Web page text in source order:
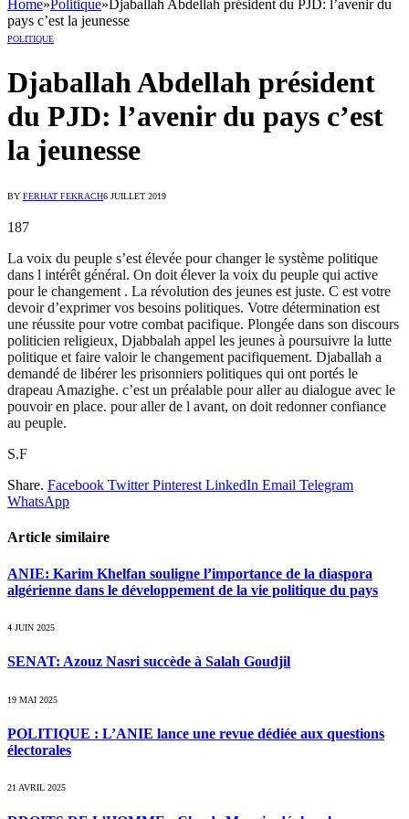
Home»Politique»Djaballah Abdellah président du PJD: l’avenir du
pays c’est la jeunesse
POLITIQUE
Djaballah Abdellah président
du PJD: l’avenir du pays c’est
la jeunesse
BY FERHAT FEKRACH6 JUILLET 2019
187
La voix du peuple s’est élevée pour changer le système politique
dans l intérêt général. On doit élever la voix du peuple qui active
pour le changement . La révolution des jeunes est juste. C est votre
devoir d’exprimer vos besoins politiques. Votre détermination est
une réussite pour votre combat pacifique. Plongée dans son discours
politicien religieux, Djabbalah appel les jeunes à poursuivre la lutte
politique et faire valoir le changement pacifiquement. Djaballah a
demandé de libérer les prisonniers politiques qui ont portés le
drapeau Amazighe. c’est un préalable pour aller au dialogue avec le
pouvoir en place. pour aller de l avant, on doit redonner confiance
au peuple.
S.F
Share. Facebook Twitter Pinterest LinkedIn Email Telegram
WhatsApp
Article similaire
ANIE: Karim Khelfan souligne l’importance de la diaspora
algérienne dans le développement de la vie politique du pays
4 JUIN 2025
SENAT: Azouz Nasri succède à Salah Goudjil
19 MAI 2025
POLITIQUE : L’ANIE lance une revue dédiée aux questions
électorales
21 AVRIL 2025